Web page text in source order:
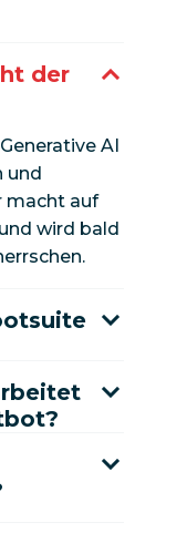
der
AI
und
macht auf
wird bald